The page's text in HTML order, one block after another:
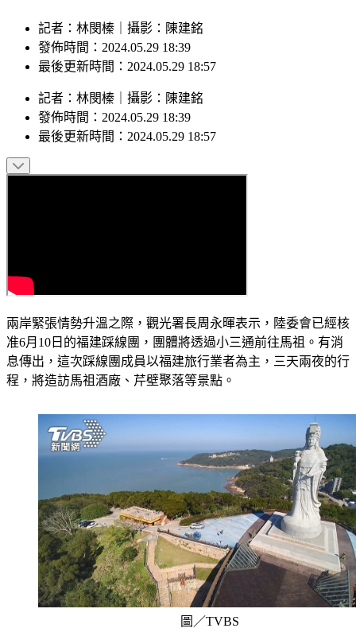
記者：林閔榛｜攝影：陳建銘
發佈時間：2024.05.29 18:39
最後更新時間：2024.05.29 18:57
記者 ： 林閔榛 攝影 ： 陳建銘
發佈時間： 2024.05.29 18:39
最後更新時間： 2024.05.29 18:57
兩岸緊張情勢升溫之際，觀光署長周永暉表示，陸委會已經核
准6月10日的福建踩線團，團體將透過小三通前往馬祖。有消
息傳出，這次踩線團成員以福建旅行業者為主，三天兩夜的行
程，將造訪馬祖酒廠、芹壁聚落等景點。
圖／TVBS